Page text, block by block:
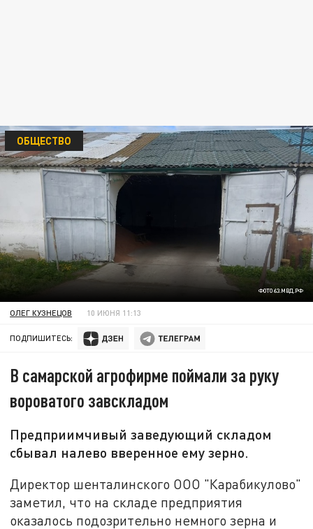
ФОТО 63.МВД.РФ
ОБЩЕСТВО
ОЛЕГ КУЗНЕЦОВ 10 ИЮНЯ 11:13
ПОДПИШИТЕСЬ:
В самарской агрофирме поймали за руку
вороватого завскладом
Предприимчивый заведующий складом
сбывал налево вверенное ему зерно.
Директор шенталинского ООО "Карабикулово"
заметил, что на складе предприятия
оказалось подозрительно немного зерна и